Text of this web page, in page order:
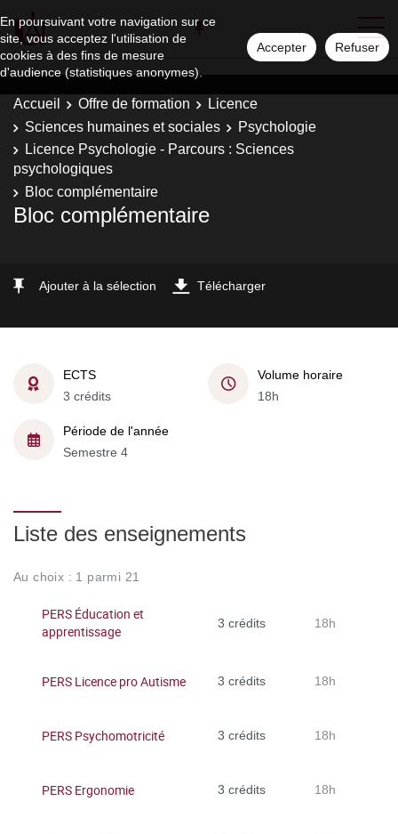
En poursuivant votre navigation sur ce
site, vous acceptez l'utilisation de
cookies à des fins de mesure
d'audience (statistiques anonymes).
Accepter Refuser
Accueil Offre de formation
Licence
Sciences humaines et sociales
Psychologie
Licence Psychologie - Parcours : Sciences
psychologiques
Bloc complémentaire
Bloc complémentaire
Ajouter à la sélection Télécharger
ECTS
3 crédits
Volume horaire
18h
Période de l'année
Semestre 4
Liste des enseignements
Au choix : 1 parmi 21
PERS Éducation et
apprentissage
3 crédits 18h
PERS Licence pro Autisme 3 crédits 18h
PERS Psychomotricité 3 crédits 18h
PERS Ergonomie 3 crédits 18h